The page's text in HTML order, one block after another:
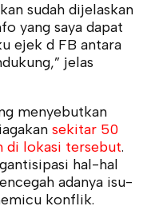
sudah dijelaskan
yang saya dapat
ejek d FB antara
jelas
menyebutkan
sekitar 50
di lokasi tersebut.
hal-hal
adanya isu-
konflik.